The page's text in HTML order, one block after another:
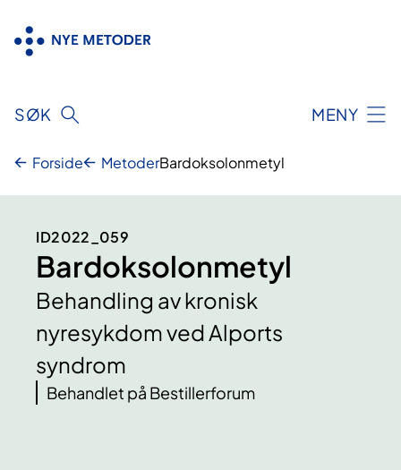
innhold
SØK MENY
Forside MetoderBardoksolonmetyl
ID2022_059
Bardoksolonmetyl
Behandling av kronisk
nyresykdom ved Alports
syndrom
Behandlet på Bestillerforum